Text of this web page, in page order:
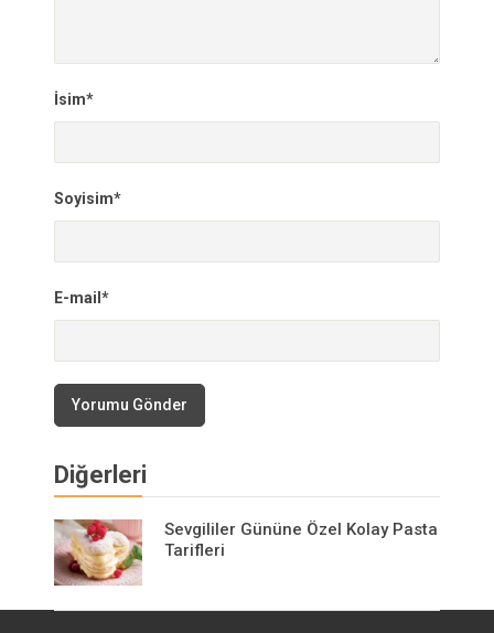
İsim*
Soyisim*
E-mail*
Yorumu Gönder
Diğerleri
Sevgililer Gününe Özel Kolay Pasta
Tarifleri